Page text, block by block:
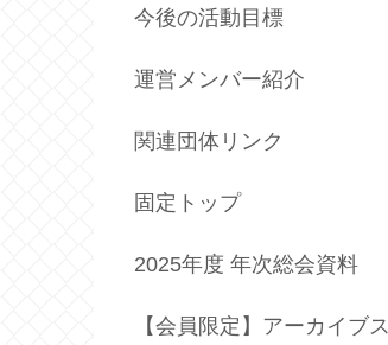
今後の活動目標
運営メンバー紹介
関連団体リンク
固定トップ
2025年度 年次総会資料
【会員限定】アーカイブス